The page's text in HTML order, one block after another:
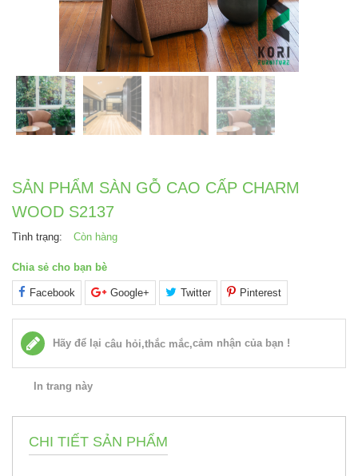
SẢN PHẨM SÀN GỖ CAO CẤP CHARM
WOOD S2137
Tình trạng: Còn hàng
Chia sẻ cho bạn bè
Facebook Google+ Twitter Pinterest
Hãy để lại câu hỏi,thắc mắc,cảm nhận của bạn !
In trang này
CHI TIẾT SẢN PHẨM